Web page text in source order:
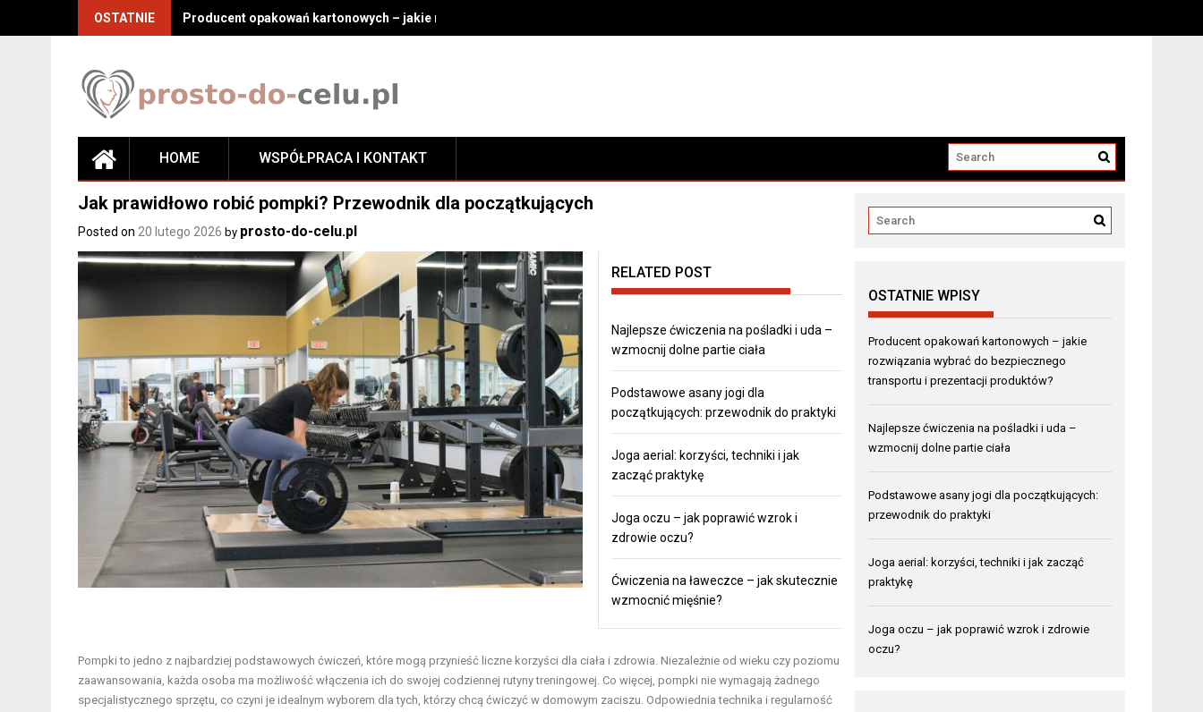
OSTATNIE Producent opakowań kartonowych – jakie rozwiązania wybrać do bezpiecznego transportu i prezentacji produktów?
HOME WSPÓŁPRACA I KONTAKT
Jak prawidłowo robić pompki? Przewodnik dla początkujących
Posted on 20 lutego 2026 by prosto-do-celu.pl
RELATED POST
Najlepsze ćwiczenia na pośladki i uda –
wzmocnij dolne partie ciała
Podstawowe asany jogi dla
początkujących: przewodnik do praktyki
Joga aerial: korzyści, techniki i jak
zacząć praktykę
Joga oczu – jak poprawić wzrok i
zdrowie oczu?
Ćwiczenia na ławeczce – jak skutecznie
wzmocnić mięśnie?
Pompki to jedno z najbardziej podstawowych ćwiczeń, które mogą przynieść liczne korzyści dla ciała i zdrowia. Niezależnie od wieku czy poziomu
zaawansowania, każda osoba ma możliwość włączenia ich do swojej codziennej rutyny treningowej. Co więcej, pompki nie wymagają żadnego
specjalistycznego sprzętu, co czyni je idealnym wyborem dla tych, którzy chcą ćwiczyć w domowym zaciszu. Odpowiednia technika i regularność
OSTATNIE WPISY
Producent opakowań kartonowych – jakie
rozwiązania wybrać do bezpiecznego
transportu i prezentacji produktów?
Najlepsze ćwiczenia na pośladki i uda –
wzmocnij dolne partie ciała
Podstawowe asany jogi dla początkujących:
przewodnik do praktyki
Joga aerial: korzyści, techniki i jak zacząć
praktykę
Joga oczu – jak poprawić wzrok i zdrowie
oczu?